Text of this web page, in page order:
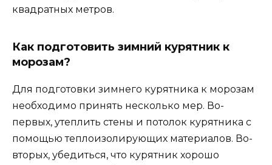
квадратных метров.
Как подготовить зимний курятник к
морозам?
Для подготовки зимнего курятника к морозам
необходимо принять несколько мер. Во-
первых, утеплить стены и потолок курятника с
помощью теплоизолирующих материалов. Во-
вторых, убедиться, что курятник хорошо